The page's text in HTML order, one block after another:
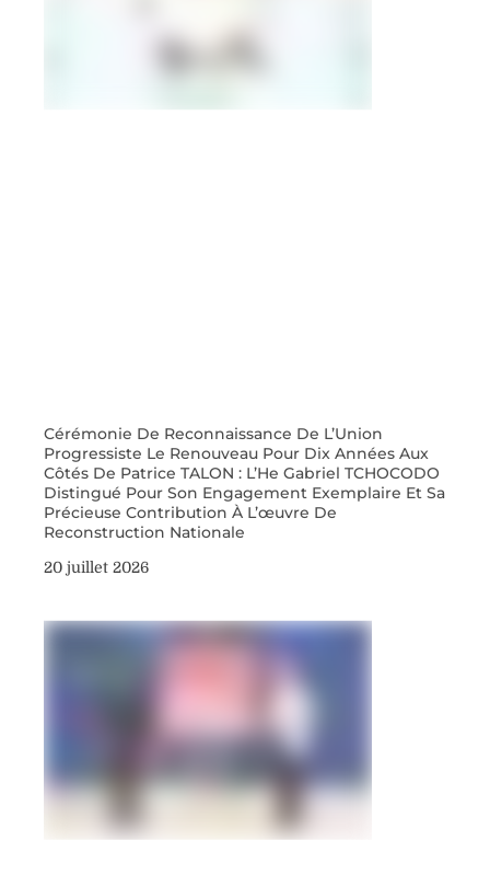
Cérémonie De Reconnaissance De L’Union
Progressiste Le Renouveau Pour Dix Années Aux
Côtés De Patrice TALON : L’He Gabriel TCHOCODO
Distingué Pour Son Engagement Exemplaire Et Sa
Précieuse Contribution À L’œuvre De
Reconstruction Nationale
20 juillet 2026